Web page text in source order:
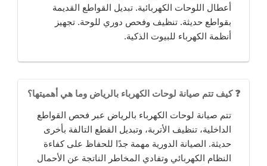
أعطال اللوحات الكهربائية. تبديل القواطع القديمة
بقواطع حديثة. تنظيف وفحص دوري للوحة. تجهيز
أنظمة الكهرباء للبيوت الذكية.
❓ كيف تتم صيانة لوحات الكهرباء بالرياض وما هي أهميتها؟
تتم صيانة لوحات الكهرباء بالرياض عبر فحص القواطع
الداخلية، تنظيف الأتربة، وتبديل القطع التالفة بأخرى
حديثة. الصيانة الدورية مهمة جدًا للحفاظ على كفاءة
النظام الكهربائي وتفادي المخاطر الناتجة عن الأحمال